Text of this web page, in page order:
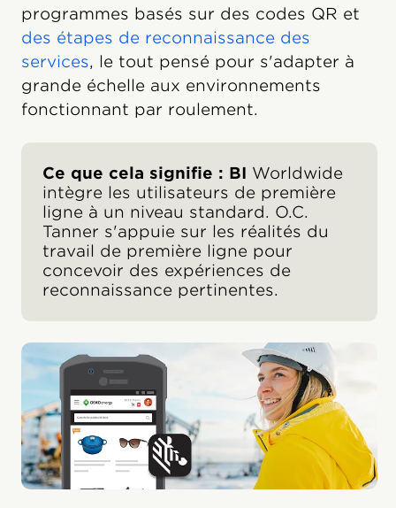
programmes basés sur des codes QR et
des étapes de reconnaissance des
services, le tout pensé pour s'adapter à
grande échelle aux environnements
fonctionnant par roulement.
Ce que cela signifie : BI Worldwide
intègre les utilisateurs de première
ligne à un niveau standard. O.C.
Tanner s'appuie sur les réalités du
travail de première ligne pour
concevoir des expériences de
reconnaissance pertinentes.